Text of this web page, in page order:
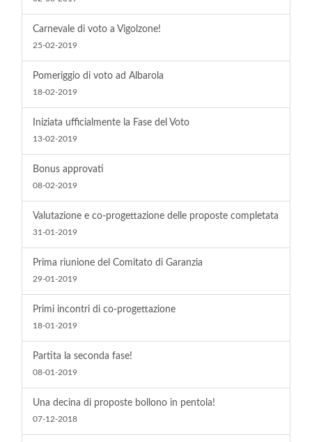
Carnevale di voto a Vigolzone!
25-02-2019
Pomeriggio di voto ad Albarola
18-02-2019
Iniziata ufficialmente la Fase del Voto
13-02-2019
Bonus approvati
08-02-2019
Valutazione e co-progettazione delle proposte completata
31-01-2019
Prima riunione del Comitato di Garanzia
29-01-2019
Primi incontri di co-progettazione
18-01-2019
Partita la seconda fase!
08-01-2019
Una decina di proposte bollono in pentola!
07-12-2018